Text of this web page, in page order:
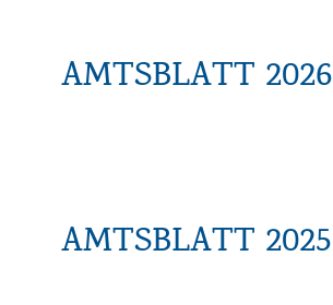
AMTSBLATT 2026
AMTSBLATT 2025